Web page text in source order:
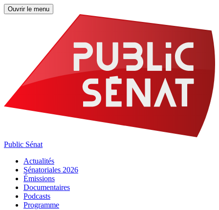
Ouvrir le menu
Public Sénat
Actualités
Sénatoriales 2026
Émissions
Documentaires
Podcasts
Programme